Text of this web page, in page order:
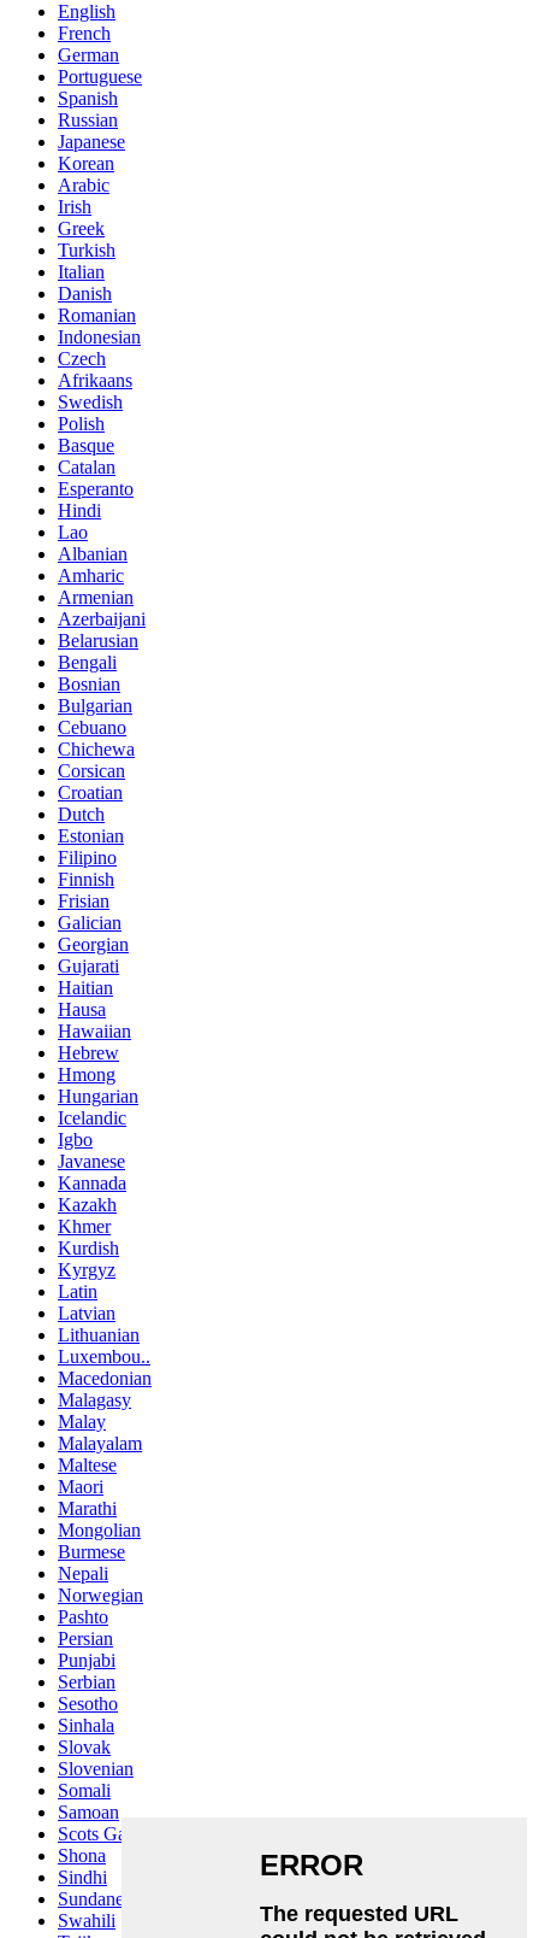
English
French
German
Portuguese
Spanish
Russian
Japanese
Korean
Arabic
Irish
Greek
Turkish
Italian
Danish
Romanian
Indonesian
Czech
Afrikaans
Swedish
Polish
Basque
Catalan
Esperanto
Hindi
Lao
Albanian
Amharic
Armenian
Azerbaijani
Belarusian
Bengali
Bosnian
Bulgarian
Cebuano
Chichewa
Corsican
Croatian
Dutch
Estonian
Filipino
Finnish
Frisian
Galician
Georgian
Gujarati
Haitian
Hausa
Hawaiian
Hebrew
Hmong
Hungarian
Icelandic
Igbo
Javanese
Kannada
Kazakh
Khmer
Kurdish
Kyrgyz
Latin
Latvian
Lithuanian
Luxembou..
Macedonian
Malagasy
Malay
Malayalam
Maltese
Maori
Marathi
Mongolian
Burmese
Nepali
Norwegian
Pashto
Persian
Punjabi
Serbian
Sesotho
Sinhala
Slovak
Slovenian
Somali
Samoan
Scots Gaelic
Shona
Sindhi
Sundanese
Swahili